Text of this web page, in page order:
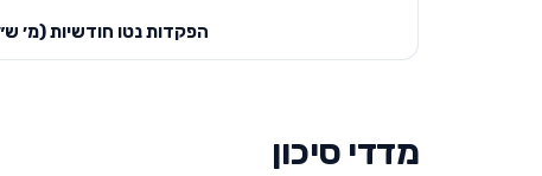
הפקדות נטו חודשיות (מ׳
מדדי סיכון